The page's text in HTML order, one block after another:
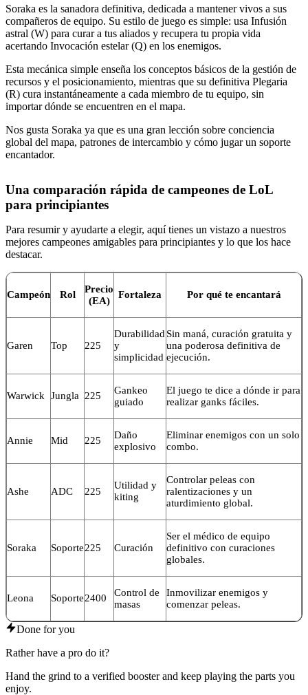
Soraka es la sanadora definitiva, dedicada a mantener vivos a sus
compañeros de equipo. Su estilo de juego es simple: usa Infusión
astral (W) para curar a tus aliados y recupera tu propia vida
acertando Invocación estelar (Q) en los enemigos.
Esta mecánica simple enseña los conceptos básicos de la gestión de
recursos y el posicionamiento, mientras que su definitiva Plegaria
(R) cura instantáneamente a cada miembro de tu equipo, sin
importar dónde se encuentren en el mapa.
Nos gusta Soraka ya que es una gran lección sobre conciencia
global del mapa, patrones de intercambio y cómo jugar un soporte
encantador.
Una comparación rápida de campeones de LoL
para principiantes
Para resumir y ayudarte a elegir, aquí tienes un vistazo a nuestros
mejores campeones amigables para principiantes y lo que los hace
destacar.
Campeón Rol
Precio
(EA)
Fortaleza Por qué te encantará
Garen Top 225
Durabilidad
y
simplicidad
Sin maná, curación gratuita y
una poderosa definitiva de
ejecución.
Warwick Jungla 225
Gankeo
guiado
El juego te dice a dónde ir para
realizar ganks fáciles.
Annie Mid 225
Daño
explosivo
Eliminar enemigos con un solo
combo.
Ashe ADC 225
Utilidad y
kiting
Controlar peleas con
ralentizaciones y un
aturdimiento global.
Soraka Soporte225 Curación
Ser el médico de equipo
definitivo con curaciones
globales.
Leona Soporte2400
Control de
masas
Inmovilizar enemigos y
comenzar peleas.
Done for you
Rather have a pro do it?
Hand the grind to a verified booster and keep playing the parts you
enjoy.